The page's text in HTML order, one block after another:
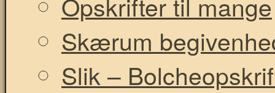
Skærum
Slik –